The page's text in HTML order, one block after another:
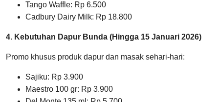
Tango Waffle: Rp 6.500
Cadbury Dairy Milk: Rp 18.800
4. Kebutuhan Dapur Bunda (Hingga 15 Januari 2026)
Promo khusus produk dapur dan masak sehari-hari:
Sajiku: Rp 3.900
Maestro 100 gr: Rp 3.900